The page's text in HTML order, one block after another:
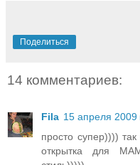
Поделиться
14 комментариев:
Fila 15 апреля 2009
просто супер))))
открытка для